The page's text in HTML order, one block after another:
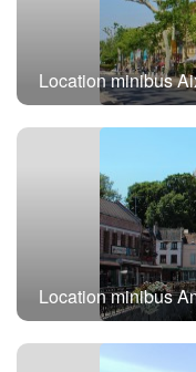
Location minibus
Location minibus